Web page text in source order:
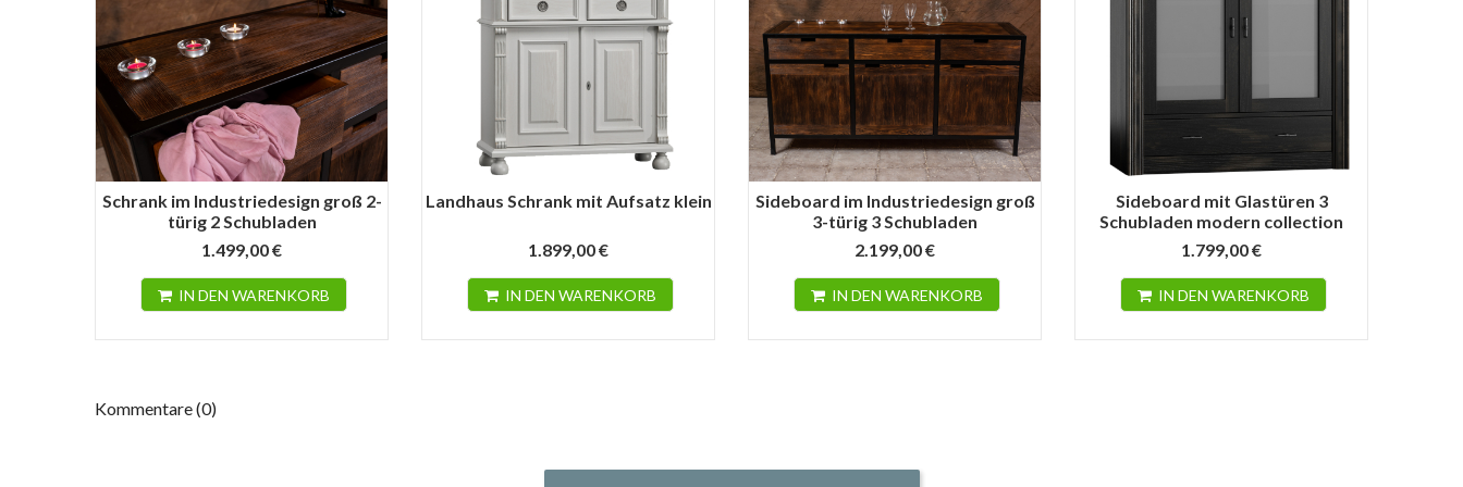
Schrank im Industriedesign groß 2-
türig 2 Schubladen
1.499,00 €
IN DEN WARENKORB
Landhaus Schrank mit Aufsatz klein
1.899,00 €
IN DEN WARENKORB
Sideboard im Industriedesign groß
3-türig 3 Schubladen
2.199,00 €
IN DEN WARENKORB
Sideboard mit Glastüren 3
Schubladen modern collection
1.799,00 €
IN DEN WARENKORB
Kommentare (0)